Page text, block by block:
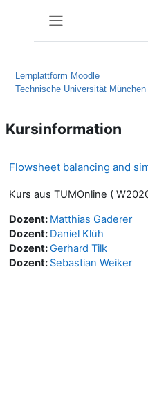
Lernplattform Moodle
Technische Universität München
Kursinformation
Flowsheet balancing and
Kurs aus TUMOnline (
Dozent: Matthias Gaderer
Dozent: Daniel Klüh
Dozent:Gerhard Tilk
Dozent: Sebastian Weiker